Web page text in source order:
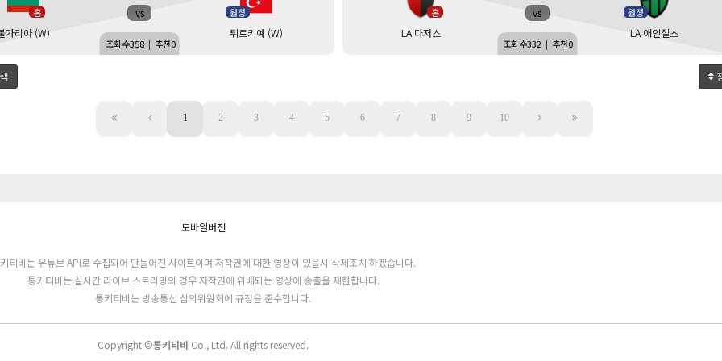
홈
가리아 (W)
vs 원정
튀르키예 (W)
조회수358 | 추천0
홈
LA 다저스
vs 원정
LA 애인절스
조회수332 | 추천0
1 2 3 4 5 6 7 8 9 10
모바일버전
티비는 유튜브 API로 수집되어 만들어진 사이트이며 저작권에 대한 영상이 있을시 삭제조치 하겠습니다.
통키티비는 실시간 라이브 스트리밍의 경우 저작권에 위배되는 영상에 송출을 제한합니다.
통키티비는 방송통신 심의위원회에 규정을 준수합니다.
Copyright ©통키티비 Co., Ltd. All rights reserved.